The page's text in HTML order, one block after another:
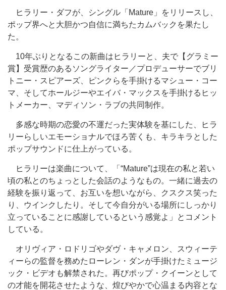
ヒラリー・ダフが、シングル「Mature」をリリースし、
ポップ界へと大胆かつ自信に満ちたカムバックを果たし
た。
10年ぶりとなるこの新曲はヒラリーと、夫で【グラミー
賞】受賞歴のあるソングライター／プロデューサーでブリ
トニー・スピアーズ、ピンクらを手掛けるマシュー・コー
マ、そしてホールジーやエイバ・マックスを手掛けるヒッ
トメーカー、マディソン・ラブの共同制作。
多感な時期の恋愛の不運だった実体験を基にした、ヒラ
リーらしいエモーショナルでほろ苦くも、キラキラとした
ポップサウンドに仕上がっている。
ヒラリーは楽曲について、「“Mature”は現在の私と若い
頃の私とのちょっとした会話のようなもの。一緒に過去の
経験を振り返って、お互いを想いながら、クスクス笑った
り、ウインクしたり。そして今自分がいる場所にしっかり
立っていることに感謝しているという感覚よ」とコメント
している。
オリヴィア・ロドリゴやダヴ・キャメロン、スウィーテ
ィーらの監督を務めたローレン・ダンが手掛けたミュージ
ック・ビデオも解禁された。再びポップ・クイーンとして
の才能を開花させたような、煌びやかで心温まる内容とな